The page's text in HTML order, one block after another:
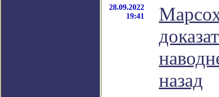
28.09.2022
19:41
назад